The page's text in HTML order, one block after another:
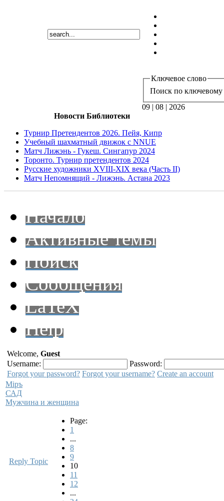
Ключевое слово
Поиск по ключевому
09 | 08 | 2026
Новости Библиотеки
Турнир Претендентов 2026. Пейя, Кипр
Учебный шахматный движок с NNUE
Матч Лижэнь - Гукеш. Сингапур 2024
Торонто. Турнир претендентов 2024
Русские художники XVIII-XIX века (Часть II)
Матч Непомнящий - Лижэнь. Астана 2023
Начало
Активные темы
Поиск
Сообщения
LaTeX
Help
Welcome, Guest
Username:
Password:
Forgot your password? Forgot your username? Create an account
Мiръ
САД
Мужчина и женщина
Reply Topic
Page:
1
...
8
9
10
11
12
...